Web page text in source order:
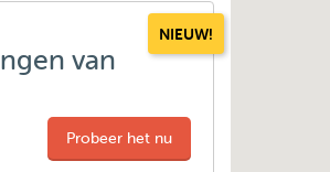
NIEUW!
van
Probeer het nu